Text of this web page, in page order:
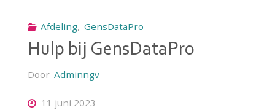
Afdeling, GensDataPro
Hulp bij GensDataPro
Door Adminngv
11 juni 2023